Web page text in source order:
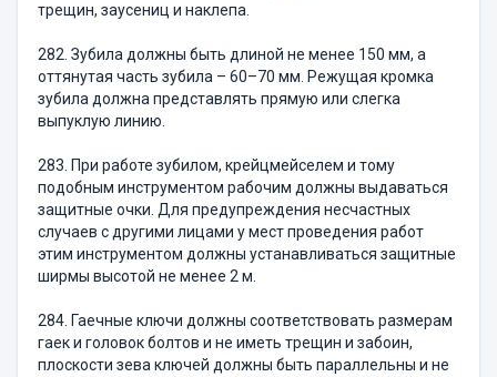
трещин, заусениц и наклепа.
282. Зубила должны быть длиной не менее 150 мм, а
оттянутая часть зубила – 60–70 мм. Режущая кромка
зубила должна представлять прямую или слегка
выпуклую линию.
283. При работе зубилом, крейцмейселем и тому
подобным инструментом рабочим должны выдаваться
защитные очки. Для предупреждения несчастных
случаев с другими лицами у мест проведения работ
этим инструментом должны устанавливаться защитные
ширмы высотой не менее 2 м.
284. Гаечные ключи должны соответствовать размерам
гаек и головок болтов и не иметь трещин и забоин,
плоскости зева ключей должны быть параллельны и не